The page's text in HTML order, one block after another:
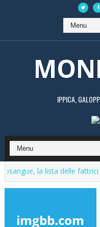
IPPICA,
la lista delle fattrici in